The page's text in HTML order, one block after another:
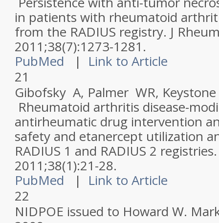
in patients with rheumatoid
from the RADIUS registry. J
2011;38(7):1273-1281.
PubMed
| Link to Article
21
Gibofsky A, Palmer WR,
Rheumatoid arthritis disease-
antirheumatic drug intervention
safety and etanercept utilization
RADIUS 1 and RADIUS 2
2011;38(1):21-28.
PubMed
| Link to Article
22
NIDPOE issued to Howard W.